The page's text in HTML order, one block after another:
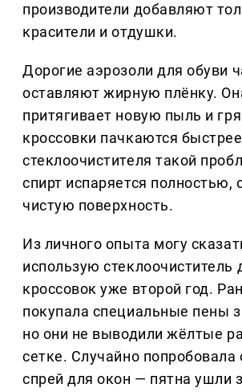
производители добавляют
красители и отдушки.
Дорогие аэрозоли для обуви
оставляют жирную плёнку.
притягивает новую пыль и
кроссовки пачкаются
стеклоочистителя такой
спирт испаряется полностью,
чистую поверхность.
Из личного опыта могу
использую стеклоочиститель
кроссовок уже второй год.
покупала специальные пены
но они не выводили жёлтые
сетке. Случайно
спрей для окон — пятна ушли